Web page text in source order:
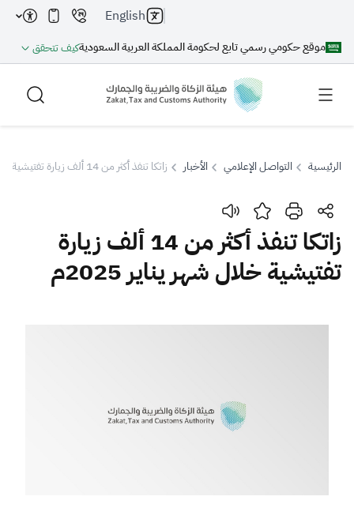
موقع حكومي رسمي تابع لحكومة المملكة العربية السعوديةكيف تتحقق
English
بحث
بحث بحث AI
اقتراحات
الرئيسية التواصل الإعلامي الأخبار زاتكا تنفذ أكثر من 14 ألف زيارة تفتيشية خلال شهر يناير 2025م
زاتكا تنفذ أكثر من 14 ألف زيارة
تفتيشية خلال شهر يناير 2025م